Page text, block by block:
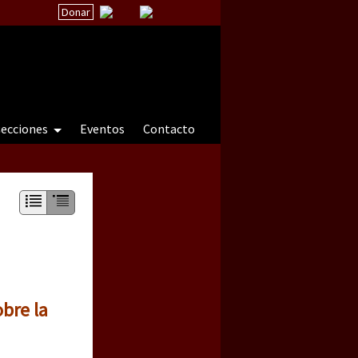
Donar
Eventos
Contacto
la